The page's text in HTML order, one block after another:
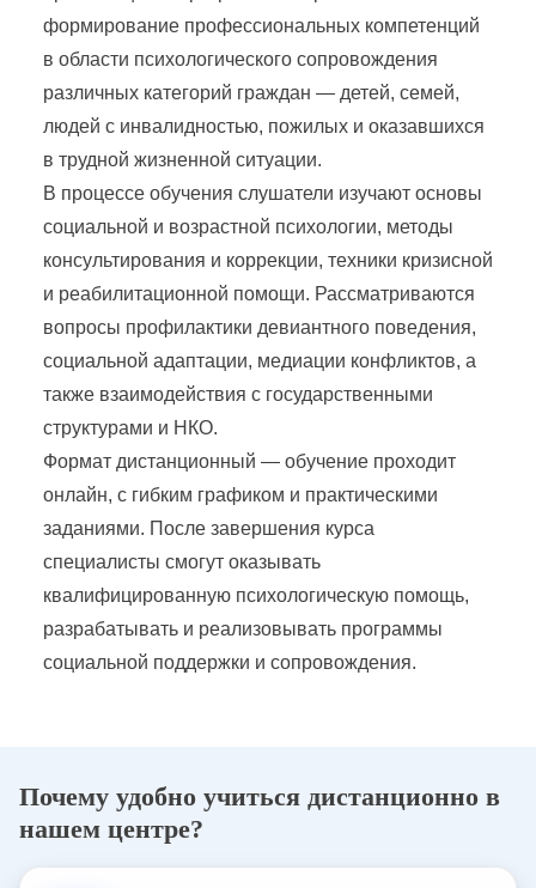
формирование профессиональных компетенций
в области психологического сопровождения
различных категорий граждан — детей, семей,
людей с инвалидностью, пожилых и оказавшихся
в трудной жизненной ситуации.
В процессе обучения слушатели изучают основы
социальной и возрастной психологии, методы
консультирования и коррекции, техники кризисной
и реабилитационной помощи. Рассматриваются
вопросы профилактики девиантного поведения,
социальной адаптации, медиации конфликтов, а
также взаимодействия с государственными
структурами и НКО.
Формат дистанционный — обучение проходит
онлайн, с гибким графиком и практическими
заданиями. После завершения курса
специалисты смогут оказывать
квалифицированную психологическую помощь,
разрабатывать и реализовывать программы
социальной поддержки и сопровождения.
Почему удобно учиться дистанционно в
нашем центре?